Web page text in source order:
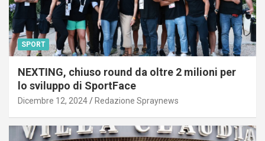
SPORT
NEXTING, chiuso round da oltre 2 milioni per
lo sviluppo di SportFace
Dicembre 12, 2024 Redazione Spraynews